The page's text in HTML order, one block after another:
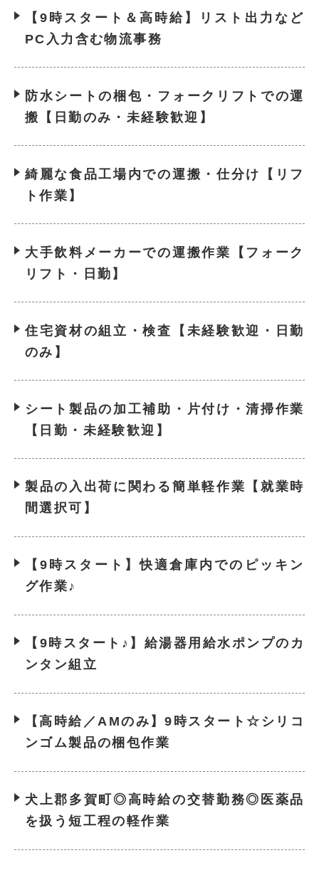
【9時スタート＆高時給】リスト出力など
PC入力含む物流事務
防水シートの梱包・フォークリフトでの運
搬【日勤のみ・未経験歓迎】
綺麗な食品工場内での運搬・仕分け【リフ
ト作業】
大手飲料メーカーでの運搬作業【フォーク
リフト・日勤】
住宅資材の組立・検査【未経験歓迎・日勤
のみ】
シート製品の加工補助・片付け・清掃作業
【日勤・未経験歓迎】
製品の入出荷に関わる簡単軽作業【就業時
間選択可】
【9時スタート】快適倉庫内でのピッキン
グ作業♪
【9時スタート♪】給湯器用給水ポンプのカ
ンタン組立
【高時給／AMのみ】9時スタート☆シリコ
ンゴム製品の梱包作業
犬上郡多賀町◎高時給の交替勤務◎医薬品
を扱う短工程の軽作業